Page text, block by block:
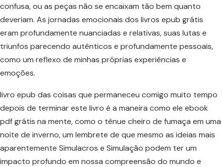
confusa, ou as peças não se encaixam tão bem quanto
deveriam. As jornadas emocionais dos livros epub grátis
eram profundamente nuanciadas e relativas, suas lutas e
triunfos parecendo autênticos e profundamente pessoais,
como um reflexo de minhas próprias experiências e
emoções.
livro epub das coisas que permaneceu comigo muito tempo
depois de terminar este livro é a maneira como ele ebook
pdf grátis na mente, como o tênue cheiro de fumaça em uma
noite de inverno, um lembrete de que mesmo as ideias mais
aparentemente Simulacros e Simulação podem ter um
impacto profundo em nossa compreensão do mundo e